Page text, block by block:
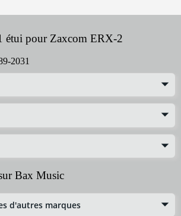
étui pour Zaxcom ERX-2
2031
Bax Music
d'autres marques